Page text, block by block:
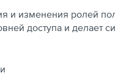
и изменения ролей
доступа и делает